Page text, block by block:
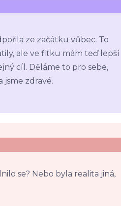
ze začátku vůbec. To
ale ve fitku mám teď lepší
cíl. Děláme to pro sebe,
jsme zdravé.
se? Nebo byla realita jiná,